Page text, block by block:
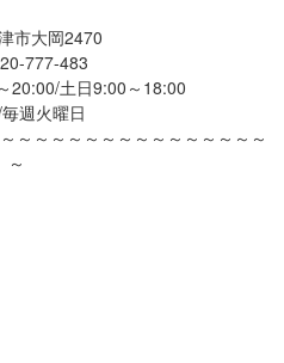
市大岡2470
777-483
20:00/土日9:00～18:00
週火曜日
～～～～～～～～～～～～～～～
～